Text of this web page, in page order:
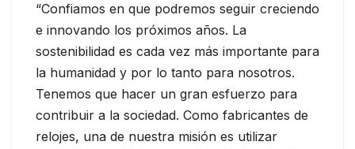
“Confiamos en que podremos seguir creciendo
e innovando los próximos años. La
sostenibilidad es cada vez más importante para
la humanidad y por lo tanto para nosotros.
Tenemos que hacer un gran esfuerzo para
contribuir a la sociedad. Como fabricantes de
relojes, una de nuestra misión es utilizar